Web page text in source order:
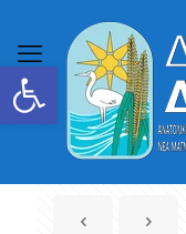
Ανοίξτε τη γραμμή εργαλείων